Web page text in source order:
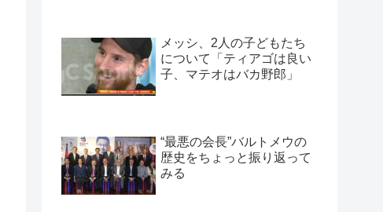
メッシ、2人の子どもたち
について「ティアゴは良い
子、マテオはバカ野郎」
“最悪の会長”バルトメウの
歴史をちょっと振り返って
みる